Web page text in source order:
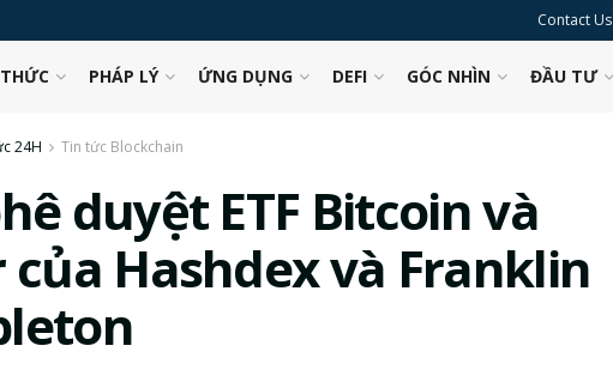
Contact Us
PHÁP LÝ ỨNG DỤNG DEFI GÓC NHÌN ĐẦU TƯ
24H Tin tức Blockchain
duyệt ETF Bitcoin và
của Hashdex và Franklin